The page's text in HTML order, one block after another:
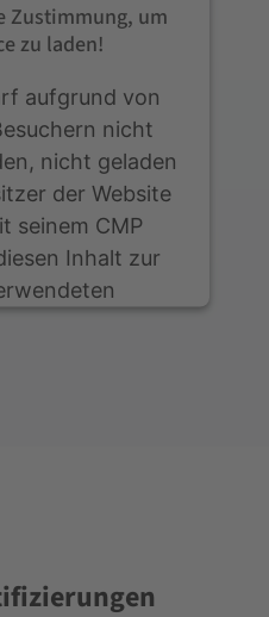
Zustimmung, um
zu laden!
aufgrund von
nicht
nicht geladen
der Website
seinem CMP
Inhalt zur